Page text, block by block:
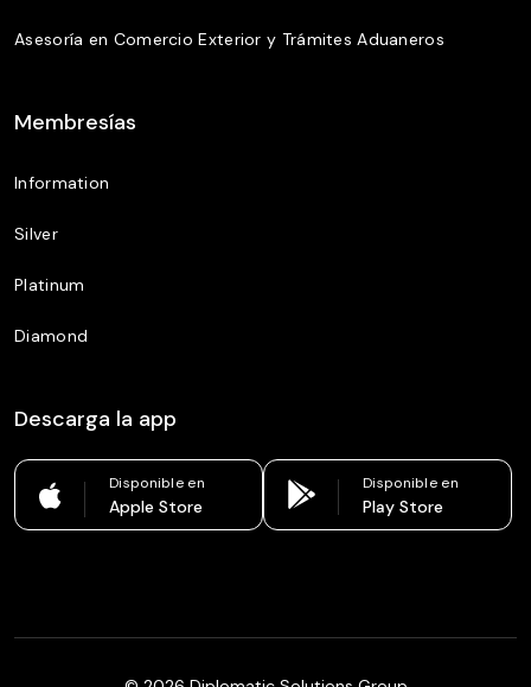
Asesoría en Comercio Exterior y Trámites Aduaneros
Membresías
Information
Silver
Platinum
Diamond
Descarga la app
Disponible en
Apple Store
Disponible en
Play Store